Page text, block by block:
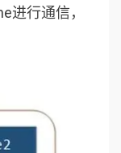
进行通信，